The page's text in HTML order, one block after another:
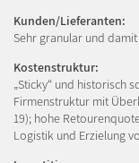
Kunden/Lieferanten:
Sehr granular und
Kostenstruktur:
„Sticky“ und historisch
Firmenstruktur mit
19); hohe
Logistik und Erzielung